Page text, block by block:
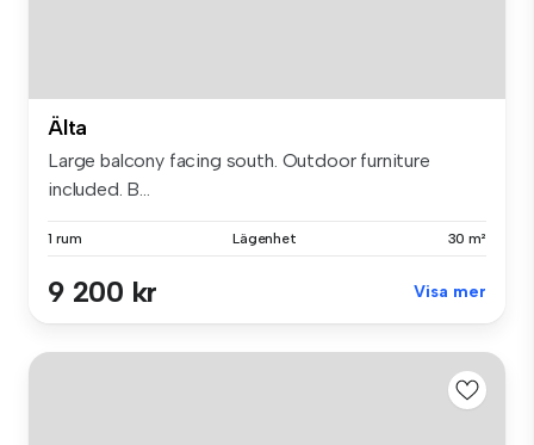
Älta
Large balcony facing south. Outdoor furniture
included. B...
1 rum Lägenhet 30 m²
9 200 kr Visa mer